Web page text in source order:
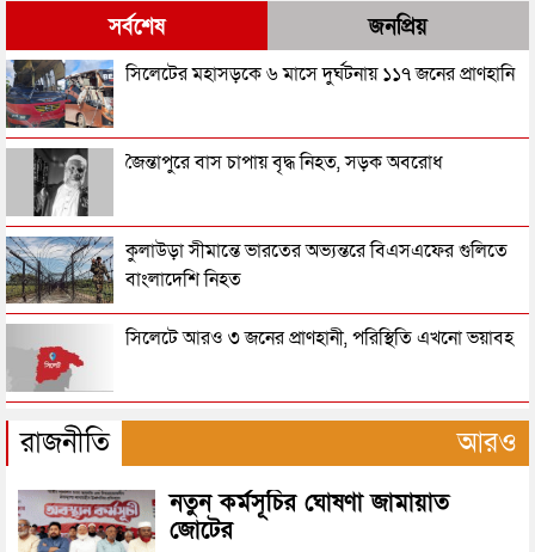
খাদ্য গুদামের পাশ থেকে ৪ জনকে ধরল র‌্যাব
সুনামগঞ্জ কারাগারে প্রাণ গেল বন্দির
হাঁস খুঁজতে গিয়ে ধর্ষণের শিকার স্কুলছাত্রী, ভিডিও ধারণ
ছেলেকে বাঁচাতে গিয়েছিলেন বাবা-মা, একসাথে মারা গেলেন
তিনজন
নগরীর শিবগঞ্জ থেকে হত্যা মামলার আসামী পাকড়াও
যে কারণে তাহিরপুর থানার ওসিকে বদলি
সর্বশেষ জনপ্রিয়
সিলেটের মহাসড়কে ৬ মাসে দুর্ঘটনায় ১১৭ জনের প্রাণহানি
জৈন্তাপুরে বাস চাপায় বৃদ্ধ নিহত, সড়ক অবরোধ
কুলাউড়া সীমান্তে ভারতের অভ্যন্তরে বিএসএফের গুলিতে
বাংলাদেশি নিহত
সিলেটে আরও ৩ জনের প্রাণহানী, পরিস্থিতি এখনো ভয়াবহ
মহেশখালীর মাতারবাড়িতে পৌঁছেছেন প্রধানমন্ত্রী
হেলিকপ্টারে মহেশখালীর পথে প্রধানমন্ত্রী
রাজনীতি আরও
নতুন কর্মসূচির ঘোষণা জামায়াত
জোটের